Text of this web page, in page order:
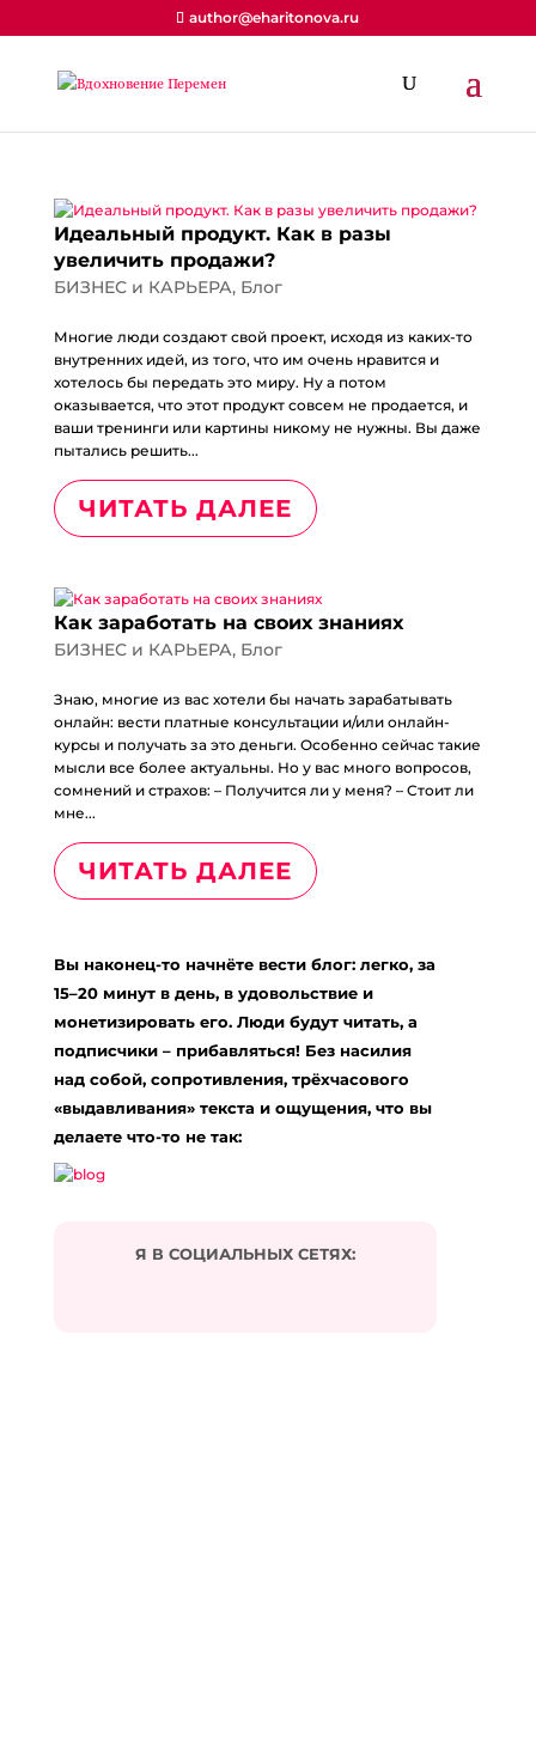
author@eharitonova.ru
Идеальный продукт. Как в разы
увеличить продажи?
БИЗНЕС и КАРЬЕРА, Блог
Многие люди создают свой проект, исходя из каких-то
внутренних идей, из того, что им очень нравится и
хотелось бы передать это миру. Ну а потом
оказывается, что этот продукт совсем не продается, и
ваши тренинги или картины никому не нужны. Вы даже
пытались решить...
ЧИТАТЬ ДАЛЕЕ
Как заработать на своих знаниях
БИЗНЕС и КАРЬЕРА, Блог
Знаю, многие из вас хотели бы начать зарабатывать
онлайн: вести платные консультации и/или онлайн-
курсы и получать за это деньги. Особенно сейчас такие
мысли все более актуальны. Но у вас много вопросов,
сомнений и страхов: – Получится ли у меня? – Стоит ли
мне...
ЧИТАТЬ ДАЛЕЕ
Вы наконец-то начнёте вести блог: легко, за
15–20 минут в день, в удовольствие и
монетизировать его. Люди будут читать, а
подписчики – прибавляться! Без насилия
над собой, сопротивления, трёхчасового
«выдавливания» текста и ощущения, что вы
делаете что-то не так:
Я В СОЦИАЛЬНЫХ СЕТЯХ: